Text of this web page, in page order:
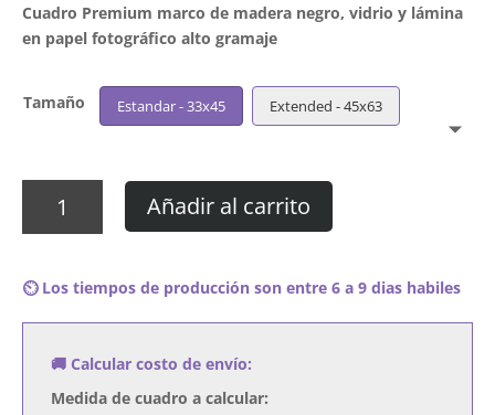
Cuadro Premium marco de madera negro, vidrio y lámina
en papel fotográfico alto gramaje
Tamaño Estandar - 33x45 Extended - 45x63
R.O.O.T.S.
cantidad
Añadir al carrito
⏲️ Los tiempos de producción son entre 6 a 9 dias habiles
🚚 Calcular costo de envío:
Medida de cuadro a calcular: